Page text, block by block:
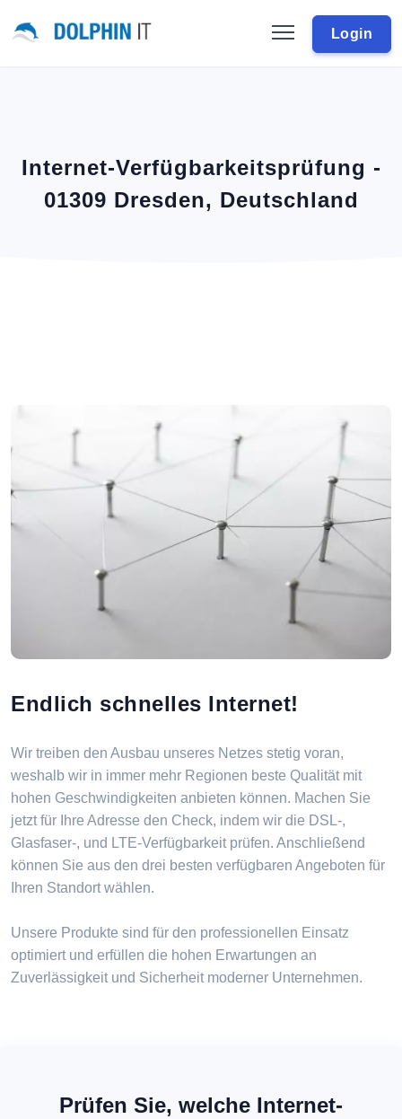
Login
Internet-Verfügbarkeitsprüfung -
01309 Dresden, Deutschland
Endlich schnelles Internet!
Wir treiben den Ausbau unseres Netzes stetig voran,
weshalb wir in immer mehr Regionen beste Qualität mit
hohen Geschwindigkeiten anbieten können. Machen Sie
jetzt für Ihre Adresse den Check, indem wir die DSL-,
Glasfaser-, und LTE-Verfügbarkeit prüfen. Anschließend
können Sie aus den drei besten verfügbaren Angeboten für
Ihren Standort wählen.
Unsere Produkte sind für den professionellen Einsatz
optimiert und erfüllen die hohen Erwartungen an
Zuverlässigkeit und Sicherheit moderner Unternehmen.
Prüfen Sie, welche Internet-